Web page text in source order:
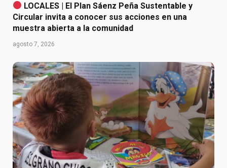
LOCALES | El Plan Sáenz Peña Sustentable y
Circular invita a conocer sus acciones en una
muestra abierta a la comunidad
agosto 7, 2026